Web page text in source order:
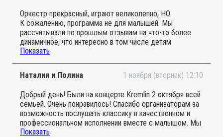
ребенком!
Оркестр прекрасный, играют великолепно, НО.
К сожалению, программа не для малышей. Мы
рассчитывали по прошлым отзывам на что-то более
динамичное, что интересно в том числе детям
полутора-двух лет, а получили меланхоличные,
серьезные и слишком длинные для малышей
произведения. С самого начала детям трудно было
удержать внимание, малыши скучали, некоторые дети
вообще ушли играть с игрушками в дальний конец зала,
кто-то плакал, кто-то бесился. В общем, надо было
ставить ограничение хотя бы с лет с 3, а то и с 5-6.
Может быть, "популярная классика" и "новогодние
композиции" тоже были, но после первых 30 минут нам
Показать
Наталия и Полина 1 ноября (вторник) 12:10
Добрый день! Были на концерте Kremlin 2 октября всей
семьей. Очень понравилось! Спасибо организаторам за
возможность послушать классику в качественном и
профессиональном исполнении вместе с малышом. Мы
раньше с мужем ходили на концерты Kremlin и очень
Показать